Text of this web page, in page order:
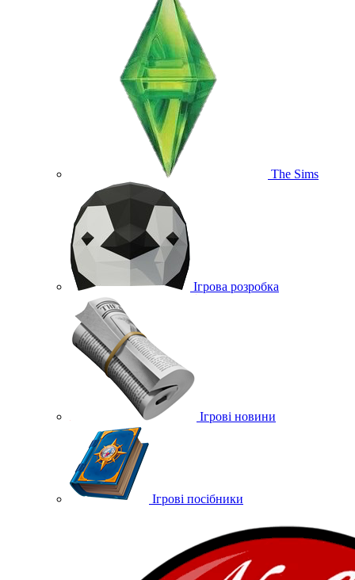
The Sims
Ігрова розробка
Ігрові новини
Ігрові посібники